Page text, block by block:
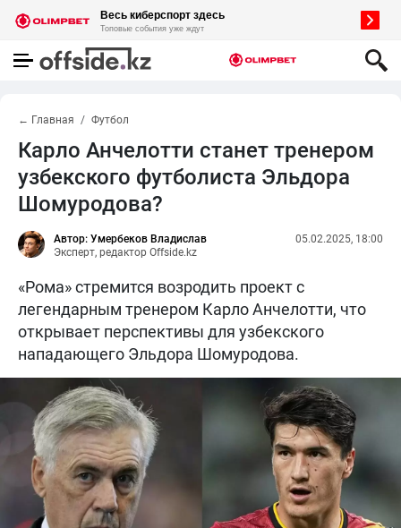
← Главная Футбол
Карло Анчелотти станет тренером
узбекского футболиста Эльдора
Шомуродова?
Автор: Умербеков Владислав
Эксперт, редактор Offside.kz
05.02.2025, 18:00
«Рома» стремится возродить проект с
легендарным тренером Карло Анчелотти, что
открывает перспективы для узбекского
нападающего Эльдора Шомуродова.